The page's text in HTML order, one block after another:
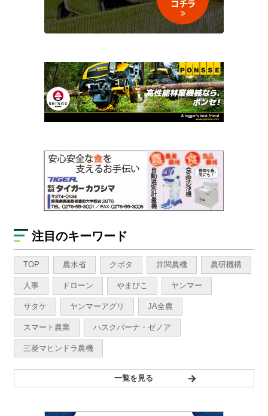
注目のキーワード
TOP 農水省 クボタ 井関農機 農研機構
人事 ドローン やまびこ ヤンマー
サタケ ヤンマーアグリ JA全農
スマート農業 ハスクバーナ・ゼノア
三菱マヒンドラ農機
一覧を見る